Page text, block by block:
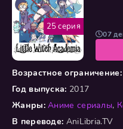
Возрастное ограничение:
Год выпуска: 2017
Жанры: Аниме сериалы,
В переводе: AniLibria.TV
07
25 серия